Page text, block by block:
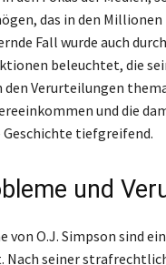
das in den
Fall wurde auch
beleuchtet, die
Verurteilungen
und die
tiefgreifend.
und
O.J. Simpson sind
seiner